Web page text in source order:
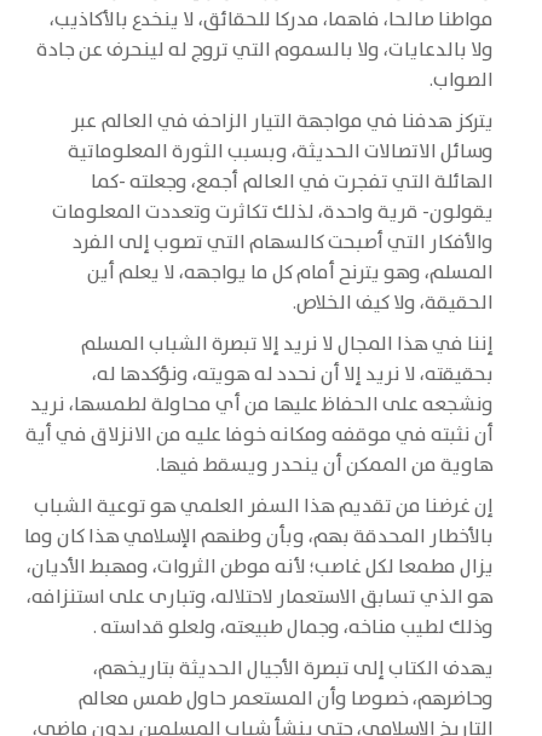
مواطنا صالحا، فاهما، مدركا للحقائق، لا ينخدع بالأكاذيب،
ولا بالدعايات، ولا بالسموم التي تروج له لينحرف عن جادة
الصواب.
يتركز هدفنا في مواجهة التيار الزاحف في العالم عبر
وسائل الاتصالات الحديثة، وبسبب الثورة المعلوماتية
الهائلة التي تفجرت في العالم أجمع، وجعلته -كما
يقولون- قرية واحدة، لذلك تكاثرت وتعددت المعلومات
والأفكار التي أصبحت كالسهام التي تصوب إلى الفرد
المسلم، وهو يترنح أمام كل ما يواجهه، لا يعلم أين
الحقيقة، ولا كيف الخلاص.
إننا في هذا المجال لا نريد إلا تبصرة الشباب المسلم
بحقيقته، لا نريد إلا أن نحدد له هويته، ونؤكدها له،
ونشجعه على الحفاظ عليها من أي محاولة لطمسها، نريد
أن نثبته في موقفه ومكانه خوفا عليه من الانزلاق في أية
هاوية من الممكن أن ينحدر ويسقط فيها.
إن غرضنا من تقديم هذا السفر العلمي هو توعية الشباب
بالأخطار المحدقة بهم، وبأن وطنهم الإسلامي هذا كان وما
يزال مطمعا لكل غاصب؛ لأنه موطن الثروات، ومهبط الأديان،
هو الذي تسابق الاستعمار لاحتلاله، وتبارى على استنزافه،
وذلك لطيب مناخه، وجمال طبيعته، ولعلو قداسته .
يهدف الكتاب إلى تبصرة الأجيال الحديثة بتاريخهم،
وحاضرهم، خصوصا وأن المستعمر حاول طمس معالم
التاريخ الإسلامي، حتى ينشأ شباب المسلمين بدون ماضي،